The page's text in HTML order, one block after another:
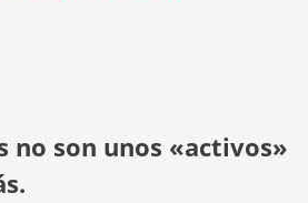
no son unos «activos»